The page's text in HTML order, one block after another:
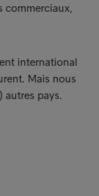
commerciaux,
international
Mais nous
autres pays.